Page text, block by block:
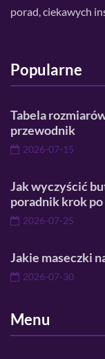
porad, ciekawych
Popularne
Tabela
przewodnik
2026-07-15
Jak wyczyścić
poradnik krok
2026-07-25
Jakie maseczki
2026-07-30
Menu